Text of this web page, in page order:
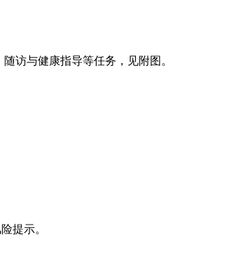
访与健康指导等任务，见附图。
提示。